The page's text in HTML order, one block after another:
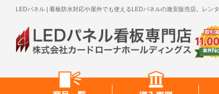
LEDパネル | 看板防水対応や屋外でも使えるLEDパネルの激安販売店。レ